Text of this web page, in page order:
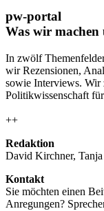
pw-portal
Was wir
In zwölf
wir Rezensionen,
sowie Interviews. Wir
Politikwissenschaft
++
Redaktion
David Kirchner, Tanja
Kontakt
Sie möchten einen
Anregungen?